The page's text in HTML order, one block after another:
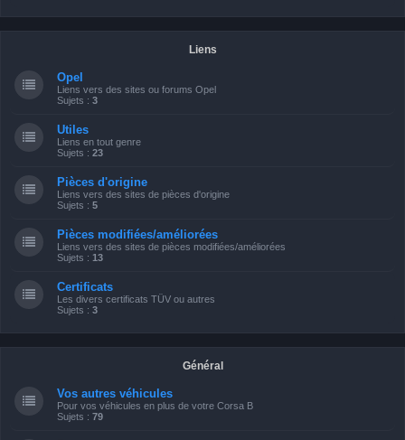
Liens
Opel
Liens vers des sites ou forums Opel
Sujets : 3
Utiles
Liens en tout genre
Sujets : 23
Pièces d'origine
Liens vers des sites de pièces d'origine
Sujets : 5
Pièces modifiées/améliorées
Liens vers des sites de pièces modifiées/améliorées
Sujets : 13
Certificats
Les divers certificats TÜV ou autres
Sujets : 3
Général
Vos autres véhicules
Pour vos véhicules en plus de votre Corsa B
Sujets : 79